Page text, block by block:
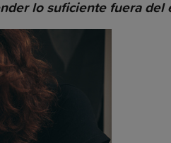
lo suficiente fuera